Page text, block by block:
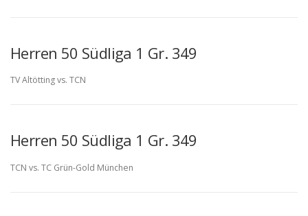
Herren 50 Südliga 1 Gr. 349
TV Altötting vs. TCN
Herren 50 Südliga 1 Gr. 349
TCN vs. TC Grün-Gold München